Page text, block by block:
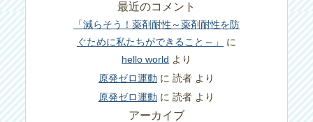
最近のコメント
「減らそう！薬剤耐性～薬剤耐性を防
ぐために私たちができること～」
に
hello world より
原発ゼロ運動 に 読者 より
原発ゼロ運動 に 読者 より
アーカイブ